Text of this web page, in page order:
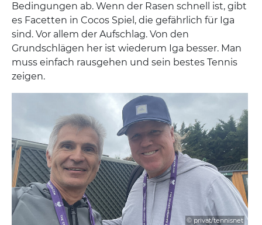
Bedingungen ab. Wenn der Rasen schnell ist, gibt
es Facetten in Cocos Spiel, die gefährlich für Iga
sind. Vor allem der Aufschlag. Von den
Grundschlägen her ist wiederum Iga besser. Man
muss einfach rausgehen und sein bestes Tennis
zeigen.
© privat/tennisnet